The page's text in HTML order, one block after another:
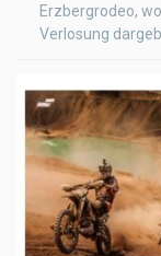
Erzbergrodeo,
Verlosung